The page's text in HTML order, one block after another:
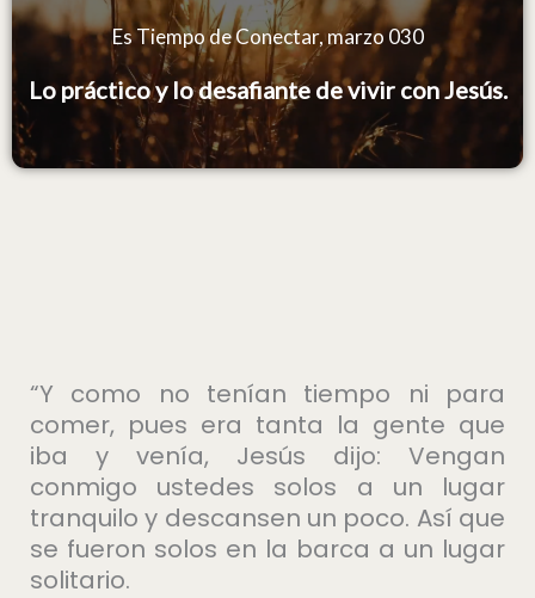
Es Tiempo de Conectar, marzo 030
Lo práctico y lo desafiante de vivir con Jesús.
“Y como no tenían tiempo ni para
comer, pues era tanta la gente que
iba y venía, Jesús dijo: Vengan
conmigo ustedes solos a un lugar
tranquilo y descansen un poco. Así que
se fueron solos en la barca a un lugar
solitario.